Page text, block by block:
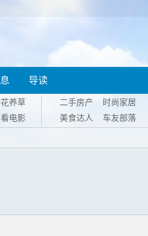
导读
养草
电影
二手房产
时尚家居
美食达人
车友部落